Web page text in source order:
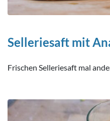
Selleriesaft mit
Frischen Selleriesaft mal